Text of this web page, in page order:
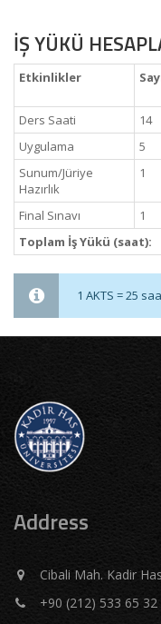
İŞ YÜKÜ
Etkinlikler
Ders Saati
14
Uygulama
5
Sunum/Jüriye
Hazırlık
1
Final Sınavı 1
Toplam İş Yükü (saat):
1 AKTS = 25
Address
Cibali Mah. Kadir
+90 (212) 533 65 32